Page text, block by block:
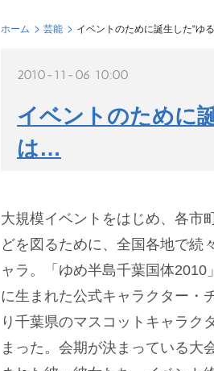
ホーム 芸能 イベントのために誕生した“ゆ
2010-11-06 10:00
イベントのために
は…
大規模イベントをはじめ、各市
どを図るために、全国各地で続
ャラ。「ゆめ半島千葉国体2010
に生まれた公式キャラクター・
り千葉県のマスコットキャラク
まった。会期が決まっている大